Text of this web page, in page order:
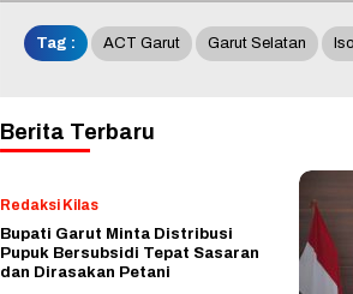
Tag : ACT Garut Garut Selatan
Berita Terbaru
Redaksi Kilas
Bupati Garut Minta Distribusi
Pupuk Bersubsidi Tepat Sasaran
dan Dirasakan Petani